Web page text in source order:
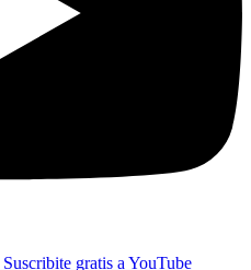
Suscribite gratis a YouTube